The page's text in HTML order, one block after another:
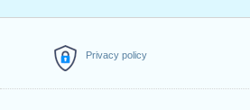
Privacy policy